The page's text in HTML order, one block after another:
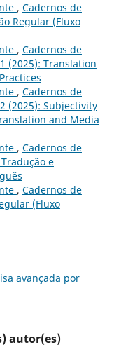
, Cadernos de
Regular (Fluxo
, Cadernos de
(2025): Translation
, Cadernos de
(2025): Subjectivity
and Media
, Cadernos de
e
, Cadernos de
(Fluxo
avançada por
autor(es)